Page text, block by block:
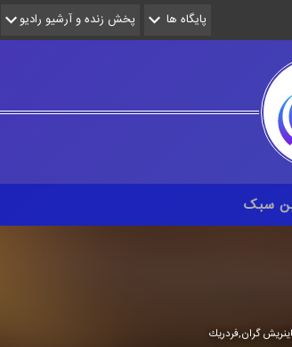
پایگاه ها پخش زنده و آرشیو رادیو
سبک
گران,فردریك